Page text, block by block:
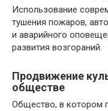
Использование
тушения пожаров,
и аварийного
развития возгораний.
Продвижение
обществе
Общество, в котором